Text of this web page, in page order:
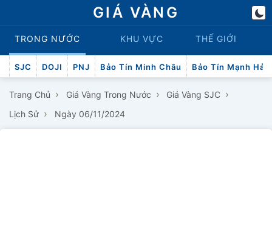
GIÁ VÀNG
TRONG NƯỚC KHU VỰC THẾ GIỚI
SJC DOJI PNJ Bảo Tín Minh Châu Bảo Tín Mạnh Hải
Trang Chủ › Giá Vàng Trong Nước › Giá Vàng SJC ›
Lịch Sử › Ngày 06/11/2024